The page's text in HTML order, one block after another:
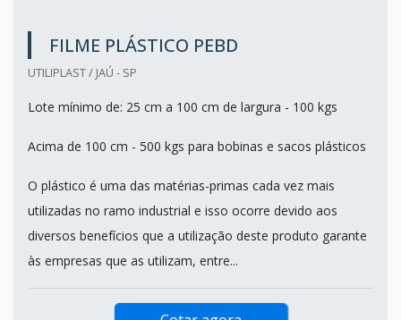
FILME PLÁSTICO PEBD
UTILIPLAST / JAÚ - SP
Lote mínimo de: 25 cm a 100 cm de largura - 100 kgs
Acima de 100 cm - 500 kgs para bobinas e sacos plásticos
O plástico é uma das matérias-primas cada vez mais
utilizadas no ramo industrial e isso ocorre devido aos
diversos benefícios que a utilização deste produto garante
às empresas que as utilizam, entre...